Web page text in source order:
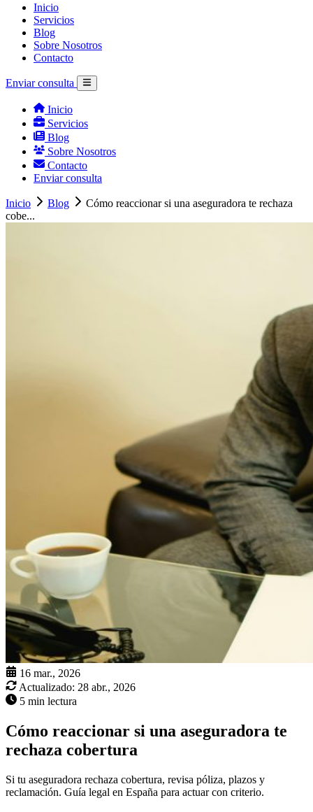
Inicio
Servicios
Blog
Sobre Nosotros
Contacto
Enviar consulta
Inicio
Servicios
Blog
Sobre Nosotros
Contacto
Enviar consulta
Inicio Blog
Cómo reaccionar si una aseguradora te rechaza
cobe...
16 mar., 2026
Actualizado: 28 abr., 2026
5 min lectura
Cómo reaccionar si una aseguradora te
rechaza cobertura
Si tu aseguradora rechaza cobertura, revisa póliza, plazos y
reclamación. Guía legal en España para actuar con criterio.